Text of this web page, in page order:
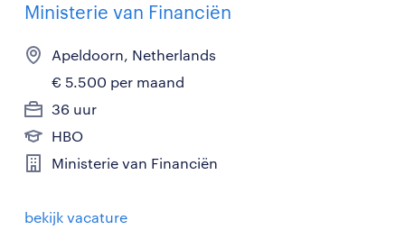
Ministerie van Financiën
Apeldoorn, Netherlands
€ 5.500 per maand
36 uur
HBO
Ministerie van Financiën
bekijk vacature